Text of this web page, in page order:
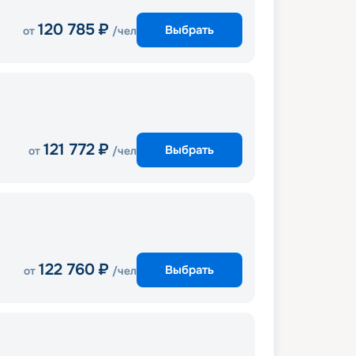
от 120 785 ₽ /чел Выбрать
от 121 772 ₽ /чел Выбрать
от 122 760 ₽ /чел Выбрать